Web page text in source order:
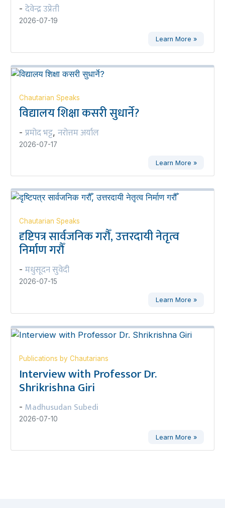
- देवेन्द्र उप्रेती
2026-07-19
Learn More »
Chautarian Speaks
विद्यालय शिक्षा कसरी सुधार्ने?
- प्रमोद भट्ट, नरोत्तम अर्याल
2026-07-17
Learn More »
Chautarian Speaks
दृष्टिपत्र सार्वजनिक गरौँ, उत्तरदायी नेतृत्व
निर्माण गरौँ
- मधुसूदन सुवेदी
2026-07-15
Learn More »
Publications by Chautarians
Interview with Professor Dr.
Shrikrishna Giri
- Madhusudan Subedi
2026-07-10
Learn More »